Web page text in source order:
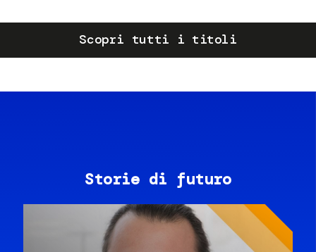
Scopri tutti i titoli
Storie di futuro